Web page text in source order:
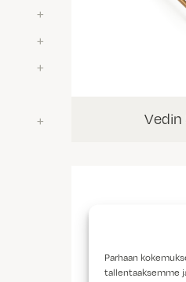
Parhaan
tallentaaksemme
Vedin